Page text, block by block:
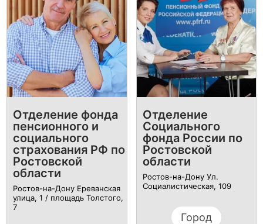
Отделение фонда
пенсионного и
социального
страхования РФ по
Ростовской
области
Ростов-на-Дону Ереванская
улица, 1 / площадь Толстого,
7
Отделение
Социального
фонда России по
Ростовской
области
Ростов-на-Дону Ул.
Социалистическая, 109
Город